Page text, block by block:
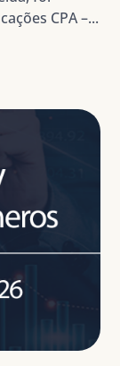
CPA –...